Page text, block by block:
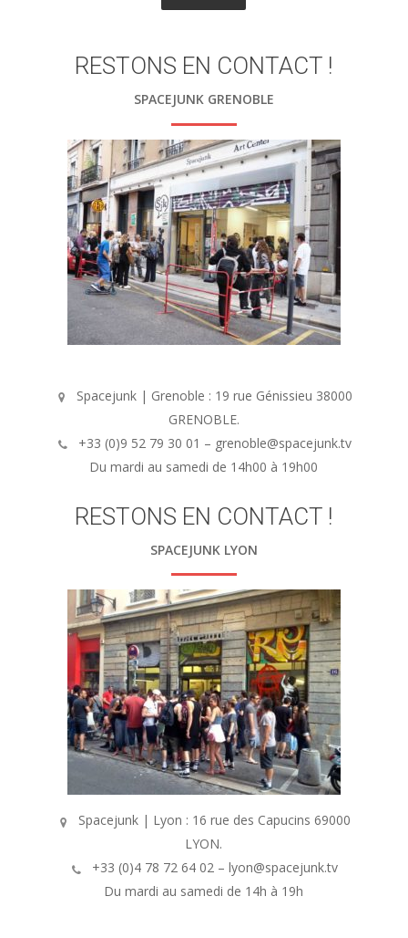
RESTONS EN CONTACT !
SPACEJUNK GRENOBLE
Spacejunk | Grenoble : 19 rue Génissieu 38000
GRENOBLE.
+33 (0)9 52 79 30 01 – grenoble@spacejunk.tv
Du mardi au samedi de 14h00 à 19h00
RESTONS EN CONTACT !
SPACEJUNK LYON
Spacejunk | Lyon : 16 rue des Capucins 69000
LYON.
+33 (0)4 78 72 64 02 – lyon@spacejunk.tv
Du mardi au samedi de 14h à 19h